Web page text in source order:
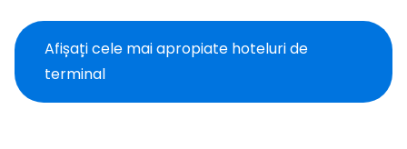
Afișați cele mai apropiate hoteluri de
terminal